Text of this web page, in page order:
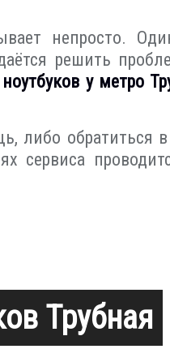
непросто.
решить
у метро
либо обратиться в
сервиса
Трубная